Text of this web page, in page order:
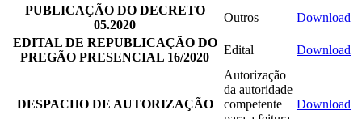
PUBLICAÇÃO DO DECRETO
05.2020
Outros
Download
EDITAL DE REPUBLICAÇÃO DO
PREGÃO PRESENCIAL 16/2020
Edital Download
DESPACHO DE AUTORIZAÇÃO
Autorização
da autoridade
competente
Download